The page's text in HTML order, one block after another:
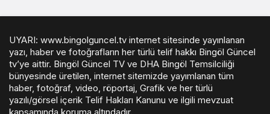
UYARI: www.bingolguncel.tv internet sitesinde yayınlanan
yazı, haber ve fotoğrafların her türlü telif hakkı Bingöl Güncel
tv’ye aittir. Bingöl Güncel TV ve DHA Bingöl Temsilciliği
bünyesinde üretilen, internet sitemizde yayımlanan tüm
haber, fotoğraf, video, röportaj, Grafik ve her türlü
yazılı/görsel içerik Telif Hakları Kanunu ve ilgili mevzuat